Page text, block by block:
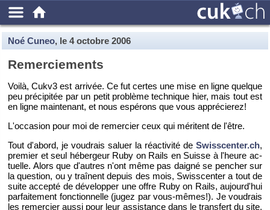
Noé Cuneo, le 4 octobre 2006
Re­mer­cie­ments
Voilà, Cukv3 est ar­ri­vée. Ce fut certes une mise en ligne quelque
peu pré­ci­pi­tée par un petit pro­blème tech­nique hier, mais tout est
en ligne main­te­nant, et nous es­pé­rons que vous ap­pré­cie­rez!
L'oc­ca­sion pour moi de re­mer­cier ceux qui mé­ritent de l'être.
Tout d'abord, je vou­drais sa­luer la ré­ac­ti­vité de Swisscenter.​ch,
pre­mier et seul hé­ber­geur Ruby on Rails en Suisse à l'heure ac­
tuelle. Alors que d'autres n'ont même pas dai­gné se pen­cher sur
la ques­tion, ou y traînent de­puis des mois, Swiss­cen­ter a tout de
suite ac­cepté de dé­ve­lop­per une offre Ruby on Rails, au­jour­d'hui
par­fai­te­ment fonc­tion­nelle (jugez par vous-mêmes!). Je vou­drais
les re­mer­cier aussi pour leur as­sis­tance dans le trans­fert du site,